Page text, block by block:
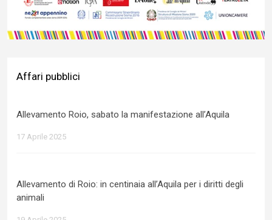
Affari pubblici
Allevamento Roio, sabato la manifestazione all’Aquila
17 Aprile 2025
Allevamento di Roio: in centinaia all’Aquila per i diritti degli
animali